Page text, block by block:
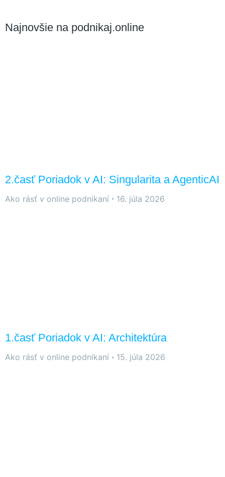
Najnovšie na podnikaj.online
2.časť Poriadok v AI: Singularita a AgenticAI
Ako rásť v online podnikaní 16. júla 2026
1.časť Poriadok v AI: Architektúra
Ako rásť v online podnikaní 15. júla 2026
stránky zmiznú.